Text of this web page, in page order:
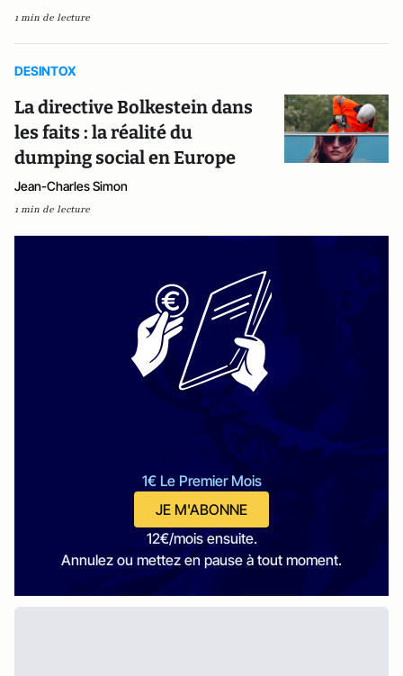
1 min de lecture
DESINTOX
La directive Bolkestein dans
les faits : la réalité du
dumping social en Europe
Jean-Charles Simon
1 min de lecture
1€ Le Premier Mois
JE M'ABONNE
12€/mois ensuite.
Annulez ou mettez en pause à tout moment.